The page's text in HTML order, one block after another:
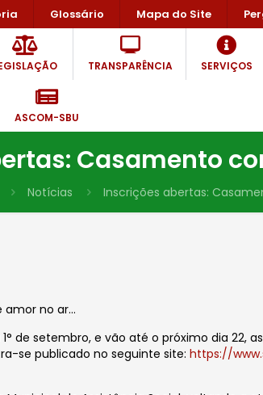
Glossário Mapa do Site
TRANSPARÊNCIA SERVIÇOS
ASCOM-SBU
Casamento
Notícias Inscrições abertas:
amor no ar…
setembro, e vão até o próximo dia 22, as
se publicado no seguinte site:https://